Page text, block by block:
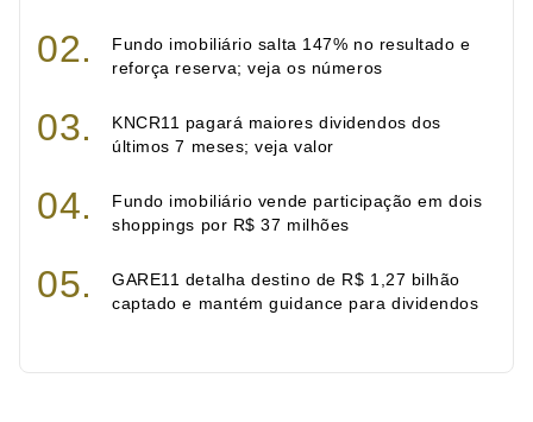
Fundo imobiliário salta 147% no resultado e
reforça reserva; veja os números
KNCR11 pagará maiores dividendos dos
últimos 7 meses; veja valor
Fundo imobiliário vende participação em dois
shoppings por R$ 37 milhões
GARE11 detalha destino de R$ 1,27 bilhão
captado e mantém guidance para dividendos